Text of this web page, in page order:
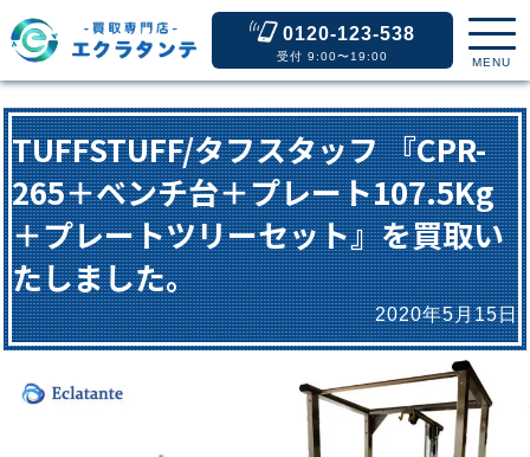
0120-123-538
受付 9:00〜19:00 MENU
TUFFSTUFF/タフスタッフ 『CPR-
265＋ベンチ台＋プレート107.5Kg
＋プレートツリーセット』を買取い
たしました。
2020年5月15日